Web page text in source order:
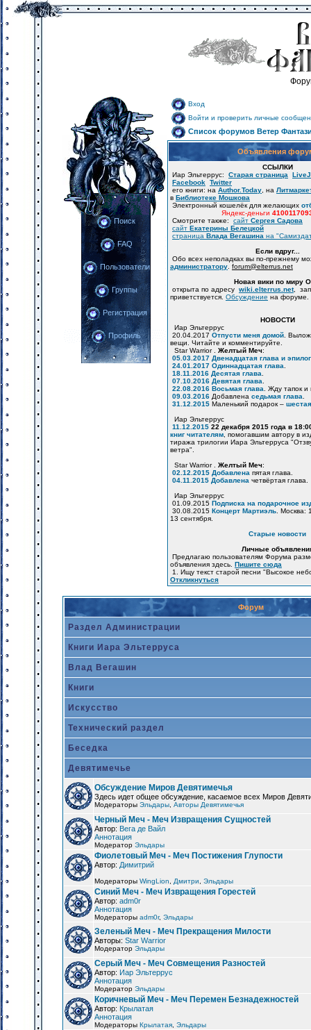
Поиск
FAQ
Пользователи
Группы
Регистрация
Профиль
Вход
Войти и проверить личные
Список форумов Ветер
Объявления
ССЫЛКИ
Иар Эльтеррус: Старая страница
Facebook Twitter
его книги: на Author.Today , на
в Библиотеке Мошкова
Электронный кошелёк для желающих
Яндекс-деньги
Смотрите также: сайт Сергея Садова
сайт Екатерины Белецкой
страница Влада Вегашина на
Если вдруг...
Обо всех неполадках вы по-прежнему
администратору forum@elterrus.net
Новая вики по миру
открыта по адресу wiki.elterrus.net,
приветствуется. Обсуждение на форуме.
НОВОСТИ
Иар Эльтеррус
20.04.2017 Отпусти меня домой .
вещи. Читайте и комментируйте.
Star Warrior . Желтый Меч:
05.03.2017 Двенадцатая глава и эпилог
24.01.2017 Одиннадцатая глава
18.11.2016 Десятая глава
07.10.2016 Девятая глава
22.08.2016 Восьмая глава . Жду тапок
09.03.2016 Добавлена седьмая глава
31.12.2015 Маленький подарок –
Иар Эльтеррус
11.12.2015 22 декабря 2015 года в
книг читателям , помогавшим автору в
тиража трилогии Иара Эльтерруса
ветра".
Star Warrior . Желтый Меч:
02.12.2015 Добавлена пятая глава.
04.11.2015 Добавлена четвёртая глава.
Иар Эльтеррус
01.09.2015 Подписка на подарочное
30.08.2015 Концерт Мартиэль . Москва:
13 сентября.
Старые новости
Личные
Предлагаю пользователям Форума
объявления здесь. Пишите сюда
1. Ищу текст старой песни "Высокое
Откликнуться
Форум
Раздел Администрации
Книги Иара Эльтерруса
Влад Вегашин
Книги
Искусство
Технический раздел
Беседка
Девятимечье
Обсуждение Миров Девятимечья
Здесь идет общее обсуждение, касаемое всех Миров
Модераторы Эльдары Авторы Девятимечья
Черный Меч - Меч Извращения Сущностей
Автор: Вега де Вайл
Аннотация
Модератор Эльдары
Фиолетовый Меч - Меч Постижения Глупости
Автор: Димитрий
Модераторы WingLion Дмитри Эльдары
Синий Меч - Меч Извращения Горестей
Автор: adm0r
Аннотация
Модераторы adm0r, Эльдары
Зеленый Меч - Меч Прекращения Милости
Авторы: Star Warrior
Модератор Эльдары
Серый Меч - Меч Совмещения Разностей
Автор: Иар Эльтеррус
Аннотация
Модератор Эльдары
Коричневый Меч - Меч Перемен Безнадежностей
Автор: Крылатая
Аннотация
Модераторы Крылатая Эльдары